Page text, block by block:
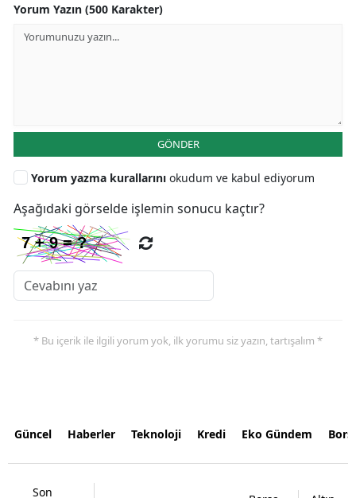
Yorum Yazın (500 Karakter)
GÖNDER
Yorum yazma kurallarını okudum ve kabul ediyorum
Aşağıdaki görselde işlemin sonucu kaçtır?
* Bu içerik ile ilgili yorum yok, ilk yorumu siz yazın, tartışalım *
Güncel Haberler Teknoloji Kredi Eko Gündem
Son